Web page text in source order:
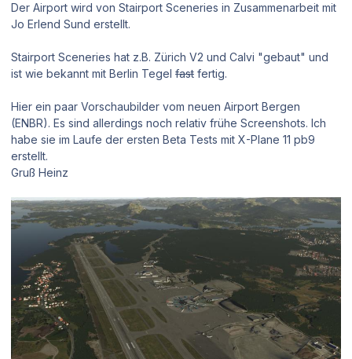
Der Airport wird von Stairport Sceneries in Zusammenarbeit mit
Jo Erlend Sund erstellt.
Stairport Sceneries hat z.B. Zürich V2 und Calvi "gebaut" und
ist wie bekannt mit Berlin Tegel fast fertig.
Hier ein paar Vorschaubilder vom neuen Airport Bergen
(ENBR). Es sind allerdings noch relativ frühe Screenshots. Ich
habe sie im Laufe der ersten Beta Tests mit X-Plane 11 pb9
erstellt.
Gruß Heinz